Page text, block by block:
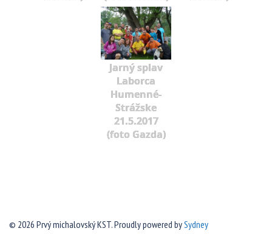
Jarný splav
Laborca
Humenné-
Strážske
21.5.2017
(foto Gazda)
© 2026 Prvý michalovský KST. Proudly powered bySydney